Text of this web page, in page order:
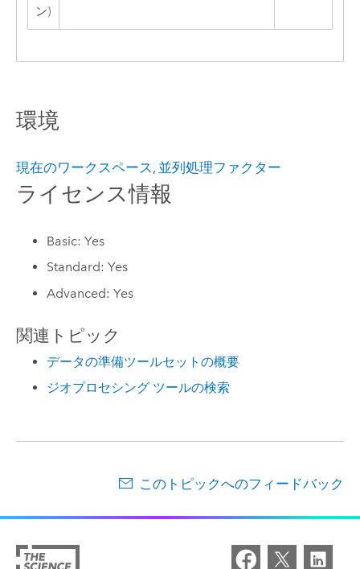
ン)
環境
現在のワークスペース, 並列処理ファクター
ライセンス情報
Basic: Yes
Standard: Yes
Advanced: Yes
関連トピック
データの準備ツールセットの概要
ジオプロセシング ツールの検索
このトピックへのフィードバック